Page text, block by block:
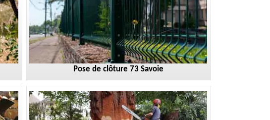
Pose de clôture 73 Savoie